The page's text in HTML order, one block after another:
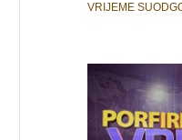
VRIJEME